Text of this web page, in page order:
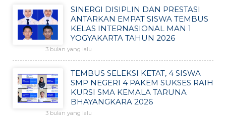
SINERGI DISIPLIN DAN PRESTASI
ANTARKAN EMPAT SISWA TEMBUS
KELAS INTERNASIONAL MAN 1
YOGYAKARTA TAHUN 2026
3 bulan yang lalu
TEMBUS SELEKSI KETAT, 4 SISWA
SMP NEGERI 4 PAKEM SUKSES RAIH
KURSI SMA KEMALA TARUNA
BHAYANGKARA 2026
3 bulan yang lalu